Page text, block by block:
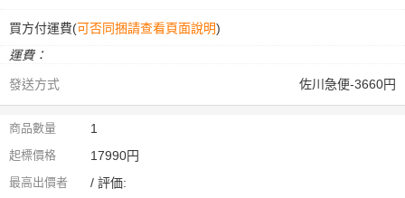
買方付運費(可否同捆請查看頁面說明)
運費：
發送方式
佐川急便-3660円
商品數量 1
起標價格 17990円
最高出價者 / 評価: